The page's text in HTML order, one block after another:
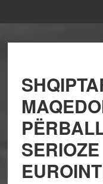
SERIOZE